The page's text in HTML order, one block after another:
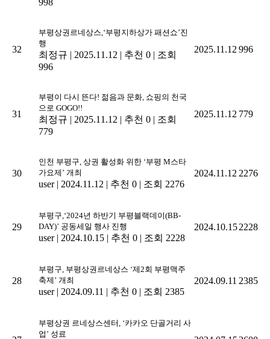
998
32
부평상권르네상스,‘부평지하상가 패션쇼’진
행
최정규 | 2025.11.12 | 추천 0 | 조회
996
2025.11.12 996
31
부평이 다시 뜬다! 젊음과 문화, 쇼핑의 천국
으로 GOGO!!
최정규 | 2025.11.12 | 추천 0 | 조회
779
2025.11.12 779
30
인천 부평구, 상권 활성화 위한 ‘부평 M스타
가요제’ 개최
user | 2024.11.12 | 추천 0 | 조회 2276
2024.11.12 2276
29
부평구,‘2024년 하반기 부평블랙데이(BB-
DAY)’ 공동세일 행사 진행
user | 2024.10.15 | 추천 0 | 조회 2228
2024.10.152228
28
부평구, 부평상권르네상스 ‘제2회 부평맥주
축제’ 개최
user | 2024.09.11 | 추천 0 | 조회 2385
2024.09.11 2385
부평상권 르네상스센터, ‘카카오 단골거리 사
업’ 성료